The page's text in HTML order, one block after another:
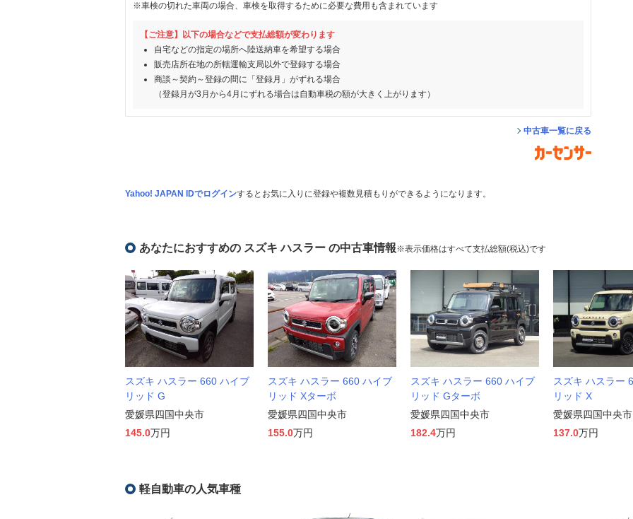
※車検の切れた車両の場合、車検を取得するために必要な費用も含まれています
【ご注意】以下の場合などで支払総額が変わります
自宅などの指定の場所へ陸送納車を希望する場合
販売店所在地の所轄運輸支局以外で登録する場合
商談～契約～登録の間に「登録月」がずれる場合
（登録月が3月から4月にずれる場合は自動車税の額が大きく上がります）
中古車一覧に戻る
Yahoo! JAPAN IDでログインするとお気に入りに登録や複数見積もりができるようになります。
あなたにおすすめの スズキ ハスラー の中古車情報※表示価格はすべて支払総額(税込)です
スズキ ハスラー 660 ハイブ
リッド G
愛媛県四国中央市
145.0万円
スズキ ハスラー 660 ハイブ
リッド Xターボ
愛媛県四国中央市
155.0万円
スズキ ハスラー 660 ハイブ
リッド Gターボ
愛媛県四国中央市
182.4万円
スズキ ハスラー
リッド X
愛媛県四国中央市
137.0万円
軽自動車の人気車種